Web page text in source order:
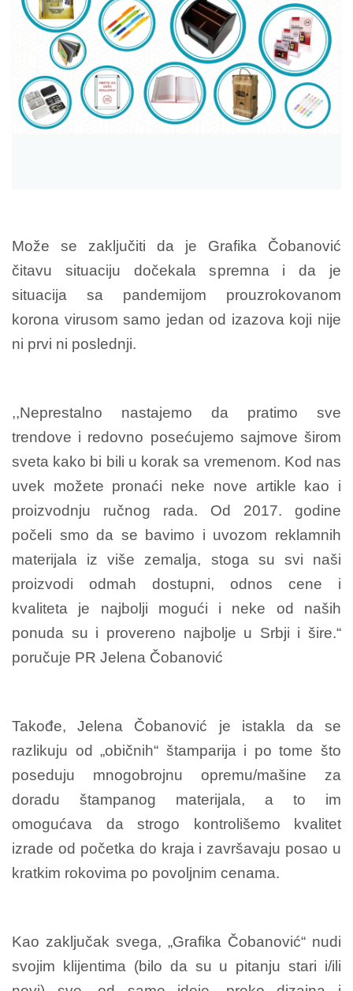
Može se zaključiti da je Grafika Čobanović
čitavu situaciju dočekala spremna i da je
situacija sa pandemijom prouzrokovanom
korona virusom samo jedan od izazova koji nije
ni prvi ni poslednji.
,,Neprestalno nastajemo da pratimo sve
trendove i redovno posećujemo sajmove širom
sveta kako bi bili u korak sa vremenom. Kod nas
uvek možete pronaći neke nove artikle kao i
proizvodnju ručnog rada. Od 2017. godine
počeli smo da se bavimo i uvozom reklamnih
materijala iz više zemalja, stoga su svi naši
proizvodi odmah dostupni, odnos cene i
kvaliteta je najbolji mogući i neke od naših
ponuda su i provereno najbolje u Srbji i šire.“
poručuje PR Jelena Čobanović
Takođe, Jelena Čobanović je istakla da se
razlikuju od „običnih“ štamparija i po tome što
poseduju mnogobrojnu opremu/mašine za
doradu štampanog materijala, a to im
omogućava da strogo kontrolišemo kvalitet
izrade od početka do kraja i završavaju posao u
kratkim rokovima po povoljnim cenama.
Kao zaključak svega, „Grafika Čobanović“ nudi
svojim klijentima (bilo da su u pitanju stari i/ili